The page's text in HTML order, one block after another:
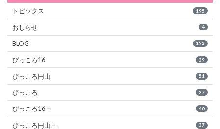
トピックス 195
おしらせ 4
BLOG 192
ぴっころ16 39
ぴっころ円山 51
ぴっころ 27
ぴっころ16＋ 40
ぴっころ円山＋ 37